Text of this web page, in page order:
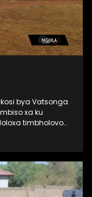
bya Vatsonga
xa ku
timbholovo